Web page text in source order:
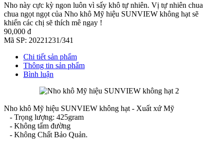
Nho này cực kỳ ngon luôn vì sấy khô tự nhiên. Vị tự nhiên chua
chua ngọt ngọt của Nho khô Mỹ hiệu SUNVIEW không hạt sẽ
khiến các chị sẽ thích mê ngay !
90,000 đ
Mã SP: 20221231/341
Chi tiết sản phẩm
Thông tin sản phẩm
Bình luận
Nho khô Mỹ hiệu SUNVIEW không hạt - Xuất xứ Mỹ
- Trọng lượng: 425gram
- Không tẩm đường
- Không Chất Bảo Quản.